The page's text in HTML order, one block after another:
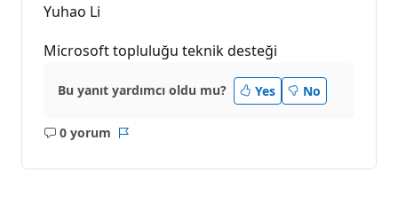
Yuhao Li
Microsoft topluluğu teknik desteği
Bu yanıt yardımcı oldu mu? Yes No
0 yorum
Açıklama